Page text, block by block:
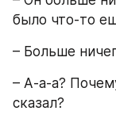
было что-то
– Больше
– А-а-а?
сказал?